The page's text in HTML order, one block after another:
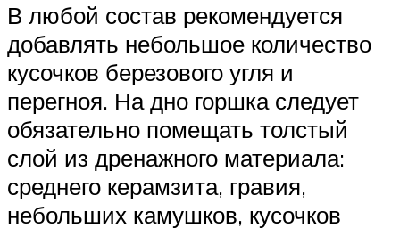
В любой состав рекомендуется
добавлять небольшое количество
кусочков березового угля и
перегноя. На дно горшка следует
обязательно помещать толстый
слой из дренажного материала:
среднего керамзита, гравия,
небольших камушков, кусочков